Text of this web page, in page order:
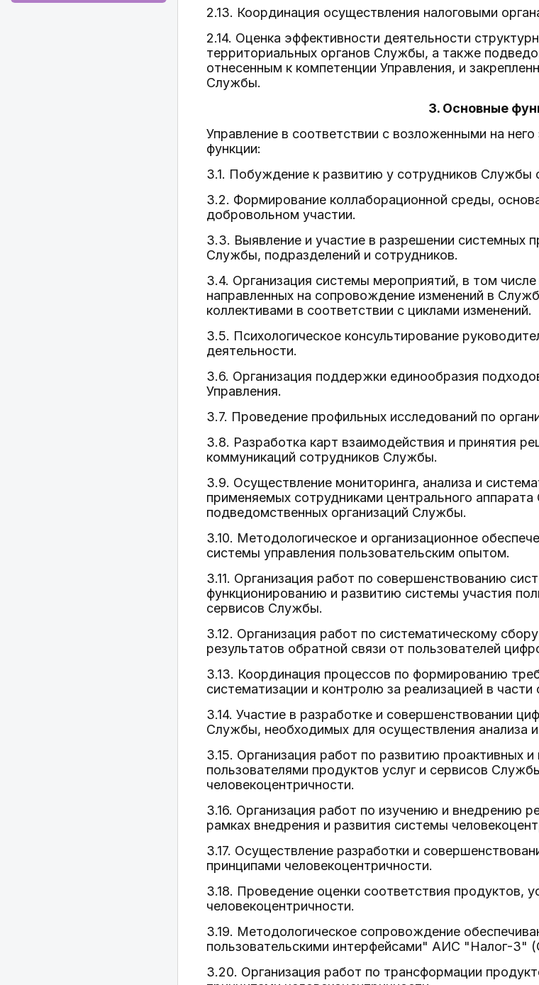
2.13. Координация осуществления налоговыми
2.14. Оценка эффективности деятельности
территориальных органов Службы, а также
отнесенным к компетенции Управления, и
Службы.
3. Основные
Управление в соответствии с возложенными на
функции:
3.1. Побуждение к развитию у сотрудников Службы
3.2. Формирование коллаборационной среды,
добровольном участии.
3.3. Выявление и участие в разрешении системных
Службы, подразделений и сотрудников.
3.4. Организация системы мероприятий, в том
направленных на сопровождение изменений в
коллективами в соответствии с циклами изменений.
3.5. Психологическое консультирование
деятельности.
3.6. Организация поддержки единообразия
Управления.
3.7. Проведение профильных исследований по
3.8. Разработка карт взаимодействия и принятия
коммуникаций сотрудников Службы.
3.9. Осуществление мониторинга, анализа и
применяемых сотрудниками центрального
подведомственных организаций Службы.
3.10. Методологическое и организационное
системы управления пользовательским опытом.
3.11. Организация работ по совершенствованию
функционированию и развитию системы участия
сервисов Службы.
3.12. Организация работ по систематическому
результатов обратной связи от пользователей
3.13. Координация процессов по формированию
систематизации и контролю за реализацией в
3.14. Участие в разработке и совершенствовании
Службы, необходимых для осуществления анализа
3.15. Организация работ по развитию проактивных
пользователями продуктов услуг и сервисов
человекоцентричности.
3.16. Организация работ по изучению и внедрению
рамках внедрения и развития системы
3.17. Осуществление разработки и
принципами человекоцентричности.
3.18. Проведение оценки соответствия продуктов,
человекоцентричности.
3.19. Методологическое сопровождение
пользовательскими интерфейсами" АИС "Налог-
3.20. Организация работ по трансформации